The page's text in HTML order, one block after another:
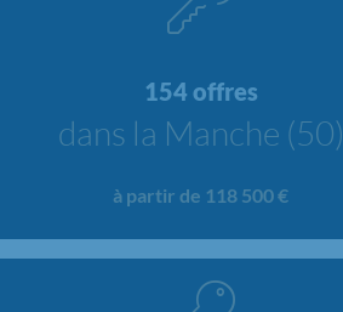
154 offres
dans la Manche (50)
à partir de 118 500 €